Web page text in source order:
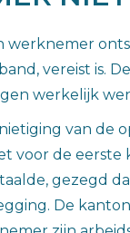
werknemer
vereist is.
werkelijk
van de
voor de
gezegd
De